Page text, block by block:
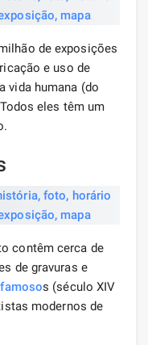
de exposições
e uso de
vida humana (do
eles têm um
contêm cerca de
de gravuras e
famosos (século XIV
modernos de